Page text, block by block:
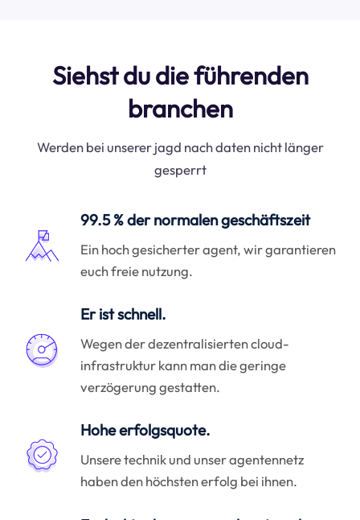
Siehst du die führenden
branchen
Werden bei unserer jagd nach daten nicht länger
gesperrt
99.5 % der normalen geschäftszeit
Ein hoch gesicherter agent, wir garantieren
euch freie nutzung.
Er ist schnell.
Wegen der dezentralisierten cloud-
infrastruktur kann man die geringe
verzögerung gestatten.
Hohe erfolgsquote.
Unsere technik und unser agentennetz
haben den höchsten erfolg bei ihnen.